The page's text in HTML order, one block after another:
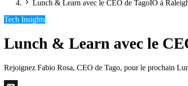
Lunch & Learn avec le CEO de TagoIO à
Tech Insights
Lunch & Learn avec le
Rejoignez Fabio Rosa, CEO de Tago, pour le prochain